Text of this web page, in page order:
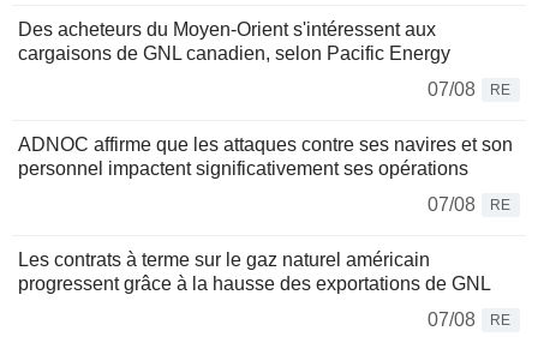
Des acheteurs du Moyen-Orient s'intéressent aux
cargaisons de GNL canadien, selon Pacific Energy
07/08
RE
ADNOC affirme que les attaques contre ses navires et son
personnel impactent significativement ses opérations
07/08
RE
Les contrats à terme sur le gaz naturel américain
progressent grâce à la hausse des exportations de GNL
07/08
RE